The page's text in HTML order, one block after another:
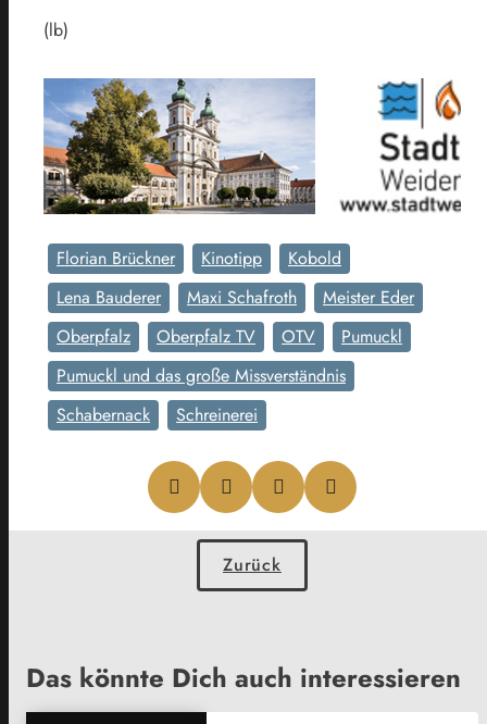
(lb)
Florian Brückner Kinotipp
Kobold
Lena Bauderer
Maxi Schafroth
Meister Eder
Oberpfalz
Oberpfalz TV OTV
Pumuckl
Pumuckl und das große Missverständnis
Schabernack
Schreinerei
Zurück
Das könnte Dich auch interessieren